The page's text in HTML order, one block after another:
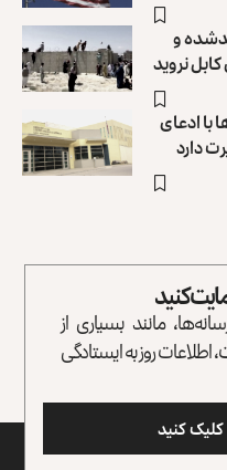
و
نروید
با ادعای
دارد
کنید
مانند بسیاری از
روز به ایستادگی
کنید